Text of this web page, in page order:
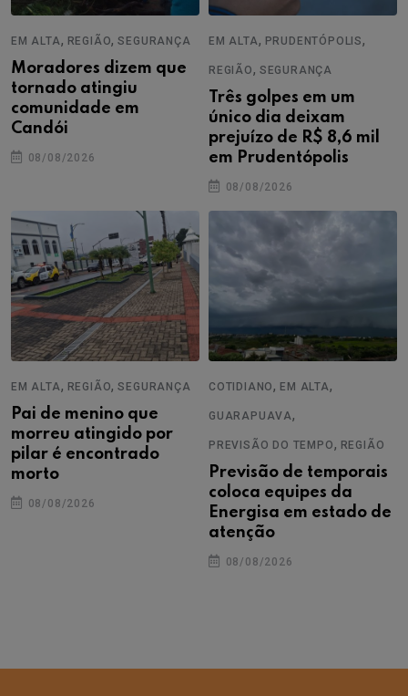
EM ALTA , REGIÃO,SEGURANÇA
Moradores dizem que
tornado atingiu
comunidade em
Candói
08/08/2026
EM ALTA , PRUDENTÓPOLIS ,
REGIÃO , SEGURANÇA
Três golpes em um
único dia deixam
prejuízo de R$ 8,6 mil
em Prudentópolis
08/08/2026
EM ALTA, REGIÃO,SEGURANÇA
Pai de menino que
morreu atingido por
pilar é encontrado
morto
08/08/2026
COTIDIANO, EM ALTA,
GUARAPUAVA,
PREVISÃO DO TEMPO, REGIÃO
Previsão de temporais
coloca equipes da
Energisa em estado de
atenção
08/08/2026